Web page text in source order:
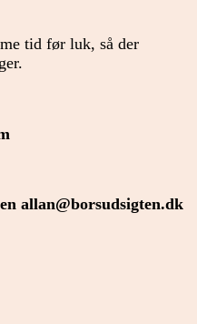
tid før luk, så der
allan@borsudsigten.dk